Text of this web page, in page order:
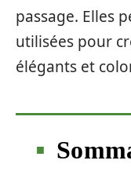
passage. Elles
utilisées pour
élégants et